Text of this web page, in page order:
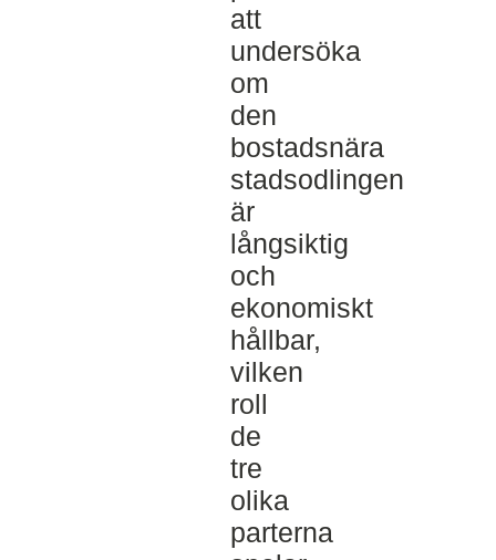
att
undersöka
om
den
bostadsnära
stadsodlingen
är
långsiktig
och
ekonomiskt
hållbar,
vilken
roll
de
tre
olika
parterna